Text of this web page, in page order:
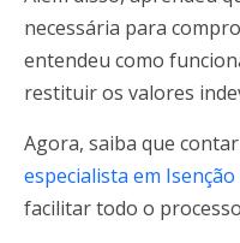
necessária para
entendeu como
restituir os valores
Agora, saiba que
especialista em
facilitar todo o